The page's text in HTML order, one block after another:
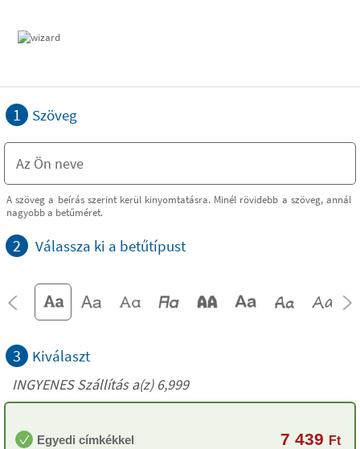
1 Szöveg
A szöveg a beírás szerint kerül kinyomtatásra. Minél rövidebb a szöveg, annál
nagyobb a betűméret.
2 Válassza ki a betűtípust
3 Kiválaszt
INGYENES Szállítás a(z) 6,999
Egyedi címkékkel 7 439 Ft